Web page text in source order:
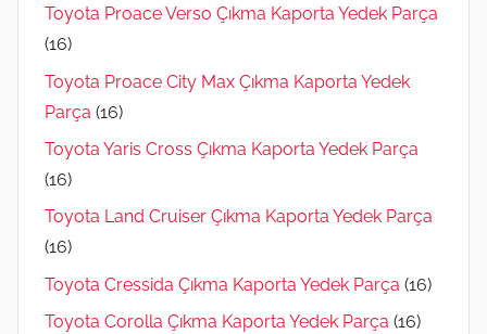
Toyota Proace Verso Çıkma Kaporta Yedek Parça
(16)
Toyota Proace City Max Çıkma Kaporta Yedek
Parça (16)
Toyota Yaris Cross Çıkma Kaporta Yedek Parça
(16)
Toyota Land Cruiser Çıkma Kaporta Yedek Parça
(16)
Toyota Cressida Çıkma Kaporta Yedek Parça (16)
Toyota Corolla Çıkma Kaporta Yedek Parça (16)